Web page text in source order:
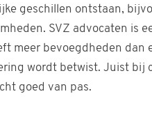
geschillen ontstaan,
SVZ advocaten is
meer bevoegdheden
wordt betwist. Juist bij
goed van pas.